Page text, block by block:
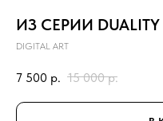
ИЗ СЕРИИ DUALITY
DIGITAL ART
7 500 р. 15 000 р.